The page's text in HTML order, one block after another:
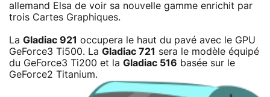
allemand Elsa de voir sa nouvelle gamme enrichit par
trois Cartes Graphiques.
La Gladiac 921 occupera le haut du pavé avec le GPU
GeForce3 Ti500. La Gladiac 721
sera le modèle équipé
du GeForce3 Ti200 et la Gladiac 516 basée sur le
GeForce2 Titanium.